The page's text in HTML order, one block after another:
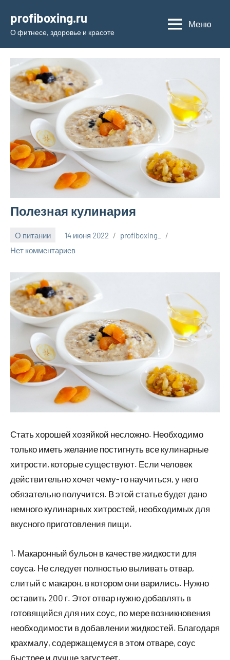
содержимому
profiboxing.ru
О фитнесе, здоровье и красоте
Меню
Полезная кулинария
О питании 14 июня 2022
profiboxing_
Нет комментариев
Стать хорошей хозяйкой несложно. Необходимо
только иметь желание постигнуть все кулинарные
хитрости, которые существуют. Если человек
действительно хочет чему-то научиться, у него
обязательно получится. В этой статье будет дано
немного кулинарных хитростей, необходимых для
вкусного приготовления пищи.
1. Макаронный бульон в качестве жидкости для
соуса. Не следует полностью выливать отвар,
слитый с макарон, в котором они варились. Нужно
оставить 200 г. Этот отвар нужно добавлять в
готовящийся для них соус, по мере возникновения
необходимости в добавлении жидкостей. Благодаря
крахмалу, содержащемуся в этом отваре, соус
быстрее и лучше загустеет.